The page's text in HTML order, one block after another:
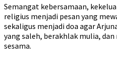
Semangat kebersamaan,
religius menjadi pesan yang
sekaligus menjadi doa agar
yang saleh, berakhlak mulia,
sesama.